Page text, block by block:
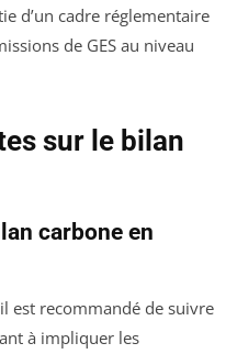
d’un cadre réglementaire
de GES au niveau
sur le bilan
carbone en
est recommandé de suivre
à impliquer les